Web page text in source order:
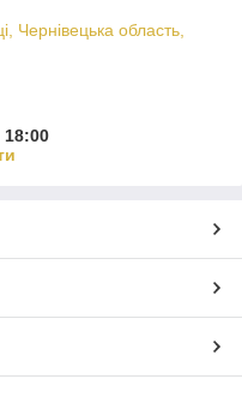
Чернівецька область,
18:00